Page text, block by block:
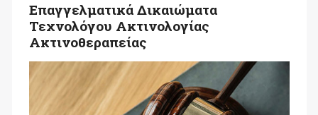
Επαγγελματικά Δικαιώματα
Τεχνολόγου Ακτινολογίας
Ακτινοθεραπείας